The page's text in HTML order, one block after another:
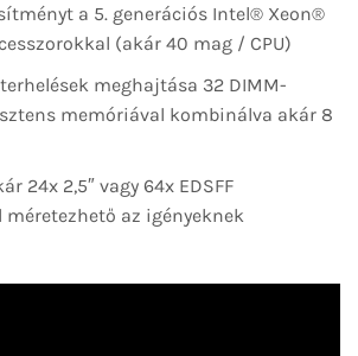
a 5. generációs Intel® Xeon®
(akár 40 mag / CPU)
meghajtása 32 DIMM-
memóriával kombinálva akár 8
24x 2,5″ vagy 64x EDSFF
méretezhető az igényeknek